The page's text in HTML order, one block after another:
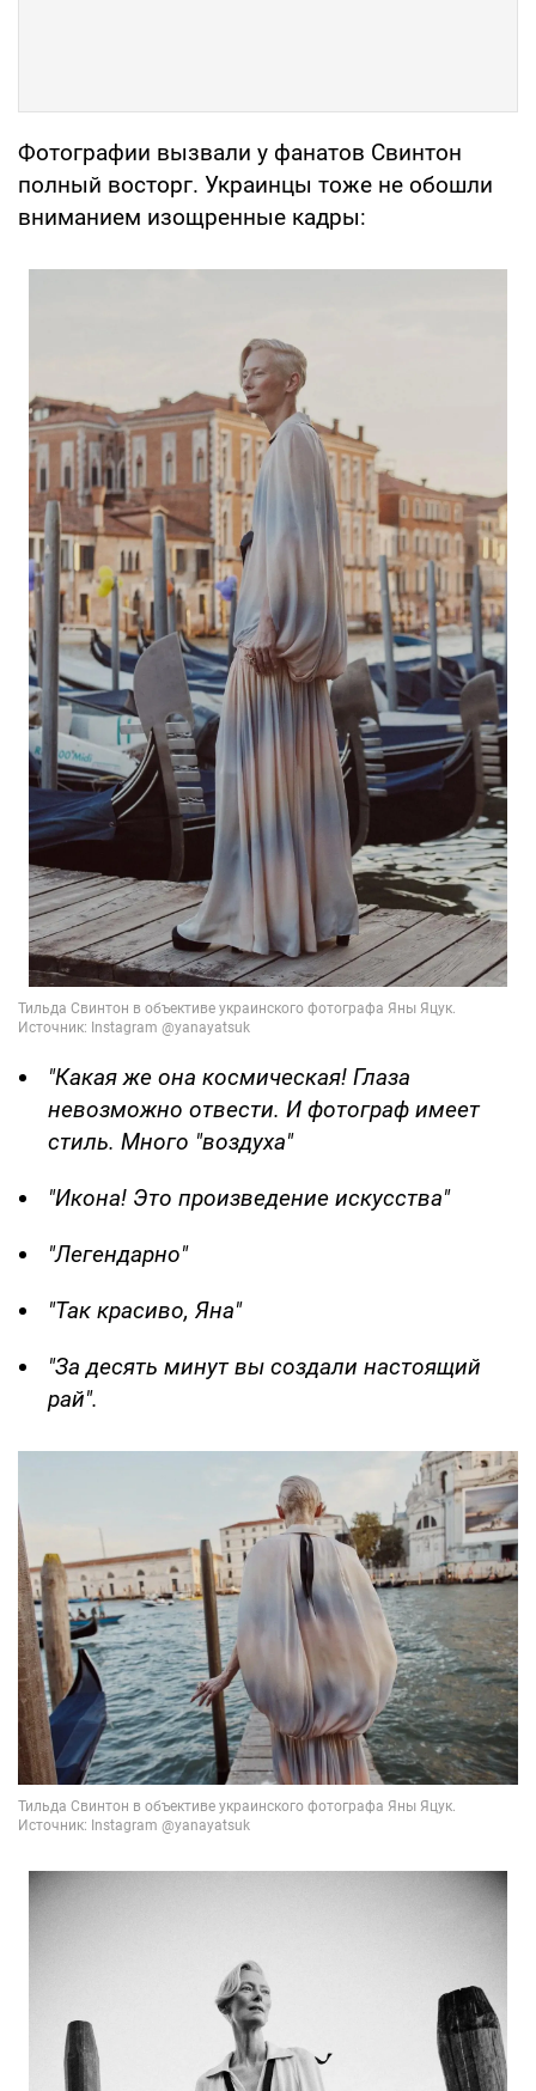
Фотографии вызвали у фанатов Свинтон
полный восторг. Украинцы тоже не обошли
вниманием изощренные кадры:
"Какая же она космическая! Глаза
невозможно отвести. И фотограф имеет
стиль. Много "воздуха"
"Икона! Это произведение искусства"
"Легендарно"
"Так красиво, Яна"
"За десять минут вы создали настоящий
рай".